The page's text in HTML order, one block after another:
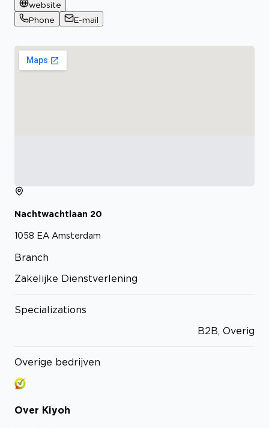
website
Phone
E-mail
Nachtwachtlaan 20
1058 EA Amsterdam
Branch
Zakelijke Dienstverlening
Specializations
B2B, Overig
Overige bedrijven
Over Kiyoh